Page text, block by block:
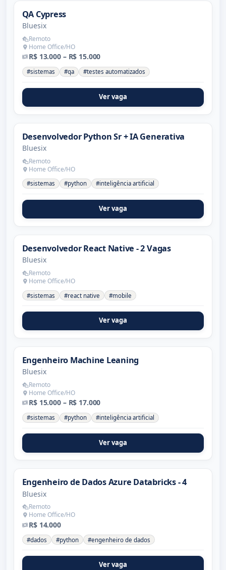
QA Cypress
Bluesix
Remoto
Home Office/HO
R$ 13.000 – R$ 15.000
#sistemas #qa #testes automatizados
Ver vaga
Desenvolvedor Python Sr + IA Generativa
Bluesix
Remoto
Home Office/HO
#sistemas #python #inteligência artificial
Ver vaga
Desenvolvedor React Native - 2 Vagas
Bluesix
Remoto
Home Office/HO
#sistemas #react native #mobile
Ver vaga
Engenheiro Machine Leaning
Bluesix
Remoto
Home Office/HO
R$ 15.000 – R$ 17.000
#sistemas #python #inteligência artificial
Ver vaga
Engenheiro de Dados Azure Databricks - 4
Bluesix
Remoto
Home Office/HO
R$ 14.000
#dados #python #engenheiro de dados
Ver vaga